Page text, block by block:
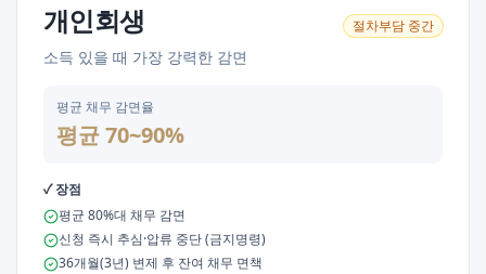
개인회생 절차부담 중간
소득 있을 때 가장 강력한 감면
평균 채무 감면율
평균 70~90%
✓ 장점
평균 80%대 채무 감면
신청 즉시 추심·압류 중단 (금지명령)
36개월(3년) 변제 후 잔여 채무 면책